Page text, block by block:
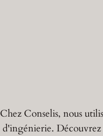
Chez Conselis, nous
d'ingénierie. Découvrez